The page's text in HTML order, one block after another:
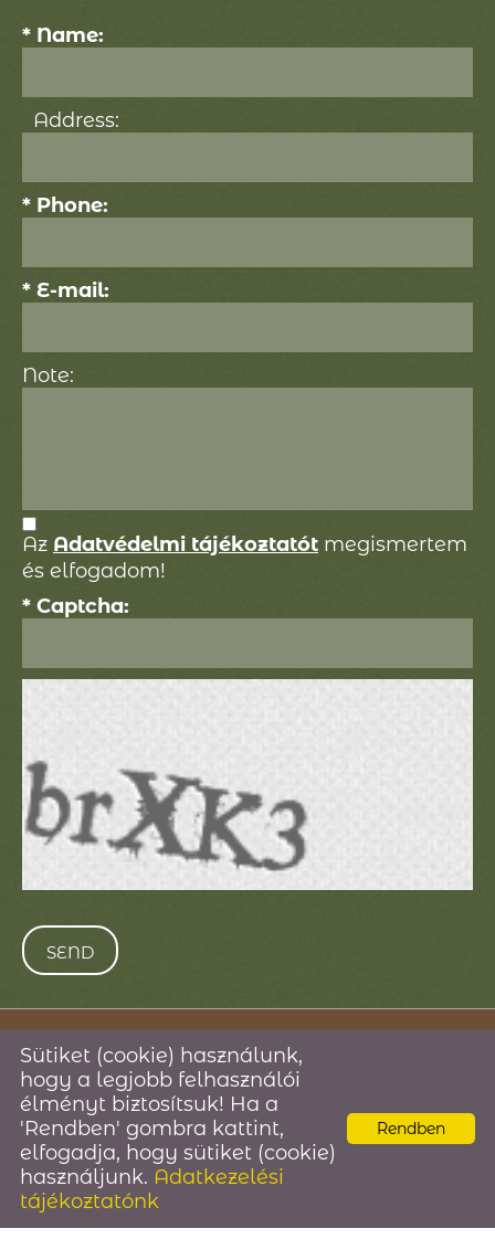
* Name:
Address:
* Phone:
* E-mail:
Note:
Az Adatvédelmi tájékoztatót megismertem
és elfogadom!
* Captcha:
© 2026 -
Site informationlPrivacy policylÁSZFl
l
SEARCH
Rendben
Sütiket (cookie) használunk,
hogy a legjobb felhasználói
élményt biztosítsuk! Ha a
'Rendben' gombra kattint,
elfogadja, hogy sütiket (cookie)
használjunk. Adatkezelési
tájékoztatónk